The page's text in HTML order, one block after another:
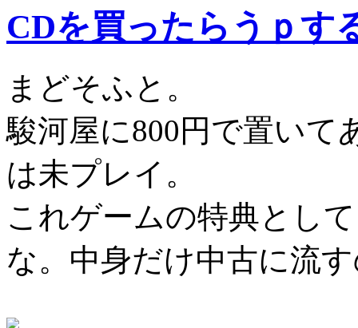
CDを買ったらうｐす
まどそふと。
駿河屋に800円で置いて
は未プレイ。
これゲームの特典とし
な。中身だけ中古に流